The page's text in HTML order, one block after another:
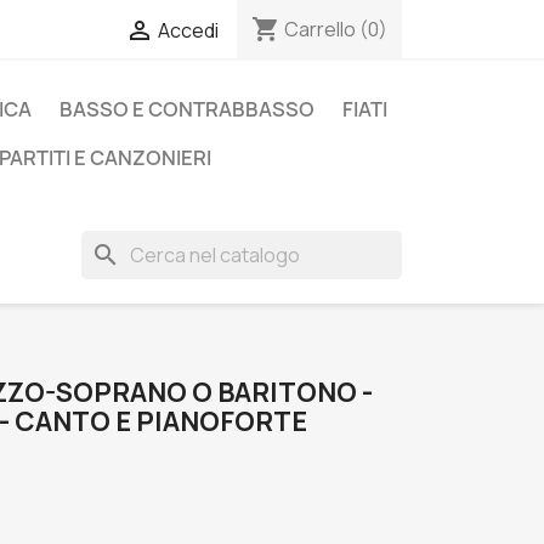
 Accedi shopping_cart Carrello (0)
BASSO E CONTRABBASSO
FIATI
E CANZONIERI
search
SOPRANO O BARITONO -
CANTO E PIANOFORTE